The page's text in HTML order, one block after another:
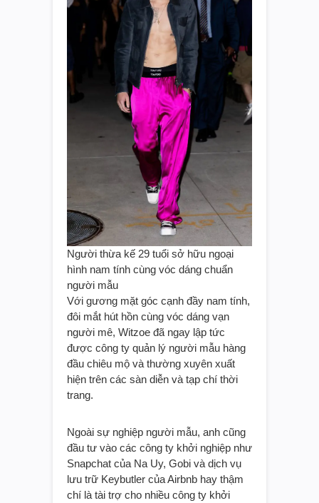
Người thừa kế 29 tuổi sở hữu ngoại
hình nam tính cùng vóc dáng chuẩn
người mẫu
Với gương mặt góc cạnh đầy nam tính,
đôi mắt hút hồn cùng vóc dáng vạn
người mê, Witzoe đã ngay lập tức
được công ty quản lý người mẫu hàng
đầu chiêu mộ và thường xuyên xuất
hiện trên các sàn diễn và tạp chí thời
trang.
Ngoài sự nghiệp người mẫu, anh cũng
đầu tư vào các công ty khởi nghiệp như
Snapchat của Na Uy, Gobi và dịch vụ
lưu trữ Keybutler của Airbnb hay thậm
chí là tài trợ cho nhiều công ty khởi